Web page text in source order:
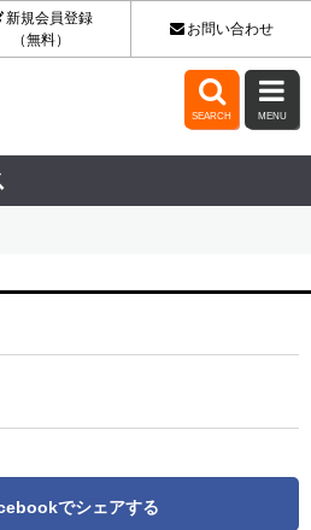
新規会員登録
（無料）
お問い合わせ

SEARCH

MENU
でシェアする